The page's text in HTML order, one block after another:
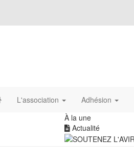
L'association Adhésion
À la une
Actualité